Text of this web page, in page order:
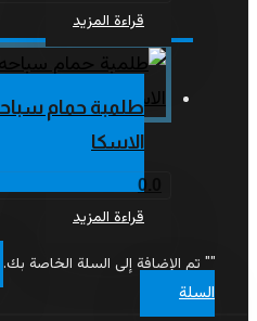
قراءة المزيد
طلمبة حمام
الاسكا
0.0
قراءة المزيد
"" تم الإضافة إلى السلة الخاصة بك.
السلة